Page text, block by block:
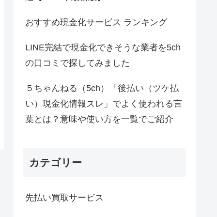
おすすめ現金化サービス ランキング
LINE完結で現金化できそうな業者を5ch
の口コミで探してみました
５ちゃんねる（5ch）「後払い（ツケ払
い）現金化情報スレ」でよく使われる言
葉とは？意味や使い方を一覧でご紹介
カテゴリー
先払い買取サービス